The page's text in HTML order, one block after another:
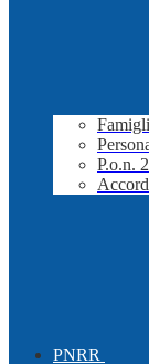
P.o.n.
PNRR